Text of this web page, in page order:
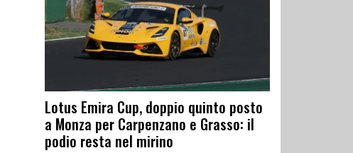
Lotus Emira Cup, doppio quinto posto
a Monza per Carpenzano e Grasso: il
podio resta nel mirino